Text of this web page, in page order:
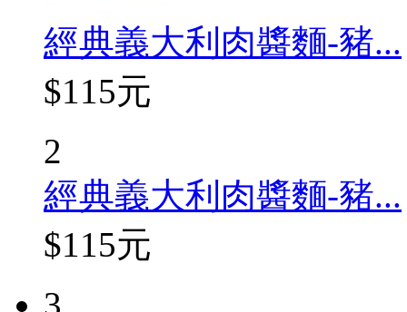
經典義大利肉醬麵-豬...
$115元
2
經典義大利肉醬麵-豬...
$115元
3